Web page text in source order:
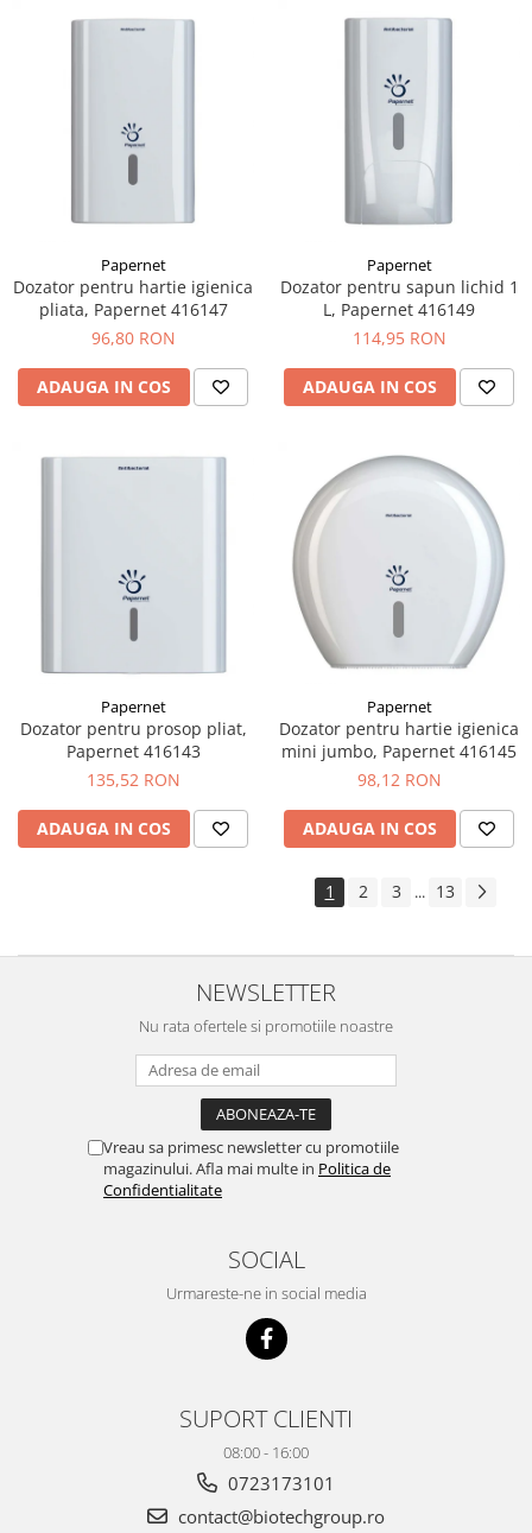
Papernet
Dozator pentru hartie igienica
pliata, Papernet 416147
96,80 RON
ADAUGA IN COS
Papernet
Dozator pentru sapun lichid 1
L, Papernet 416149
114,95 RON
ADAUGA IN COS
Papernet
Dozator pentru prosop pliat,
Papernet 416143
135,52 RON
ADAUGA IN COS
Papernet
Dozator pentru hartie igienica
mini jumbo, Papernet 416145
98,12 RON
ADAUGA IN COS
1 2 3 ... 13
NEWSLETTER
Nu rata ofertele si promotiile noastre
Vreau sa primesc newsletter cu promotiile
magazinului. Afla mai multe in Politica de
Confidentialitate
SOCIAL
Urmareste-ne in social media
SUPORT CLIENTI
08:00 - 16:00
0723173101
contact@biotechgroup.ro